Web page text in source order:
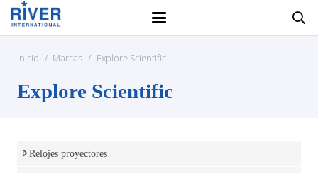
Inicio / Marcas / Explore Scientific
Explore Scientific
Relojes proyectores